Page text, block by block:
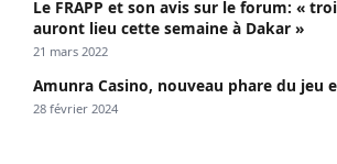
Le FRAPP et son avis sur le forum: «
auront lieu cette semaine à Dakar »
21 mars 2022
Amunra Casino, nouveau phare du jeu
28 février 2024